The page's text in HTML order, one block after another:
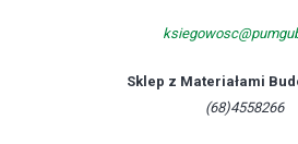
Sklep z Materiałami
(68)4558266